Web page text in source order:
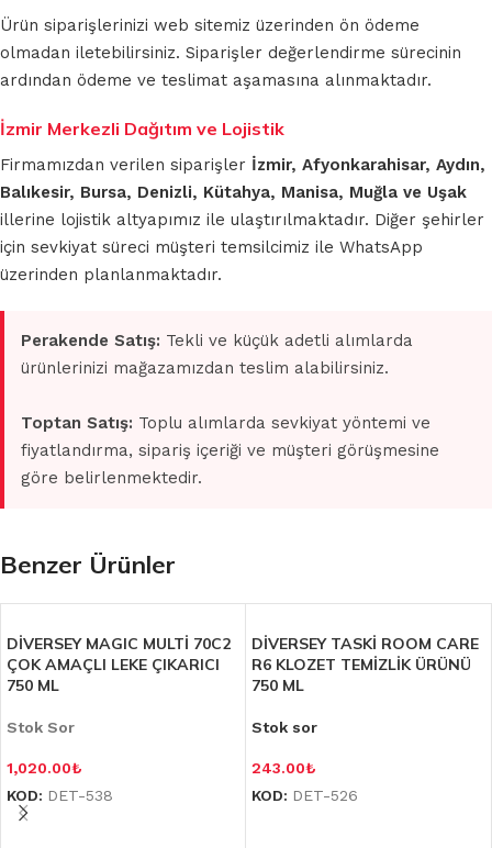
Ürün siparişlerinizi web sitemiz üzerinden ön ödeme
olmadan iletebilirsiniz. Siparişler değerlendirme sürecinin
ardından ödeme ve teslimat aşamasına alınmaktadır.
İzmir Merkezli Dağıtım ve Lojistik
Firmamızdan verilen siparişler İzmir, Afyonkarahisar, Aydın,
Balıkesir, Bursa, Denizli, Kütahya, Manisa, Muğla ve Uşak
illerine lojistik altyapımız ile ulaştırılmaktadır. Diğer şehirler
için sevkiyat süreci müşteri temsilcimiz ile WhatsApp
üzerinden planlanmaktadır.
Perakende Satış: Tekli ve küçük adetli alımlarda
ürünlerinizi mağazamızdan teslim alabilirsiniz.
Toptan Satış: Toplu alımlarda sevkiyat yöntemi ve
fiyatlandırma, sipariş içeriği ve müşteri görüşmesine
göre belirlenmektedir.
Benzer Ürünler
DİVERSEY MAGIC MULTİ 70C2
ÇOK AMAÇLI LEKE ÇIKARICI
750 ML
Stok Sor
1,020.00₺
KOD: DET-538
DİVERSEY TASKİ ROOM CARE
R6 KLOZET TEMİZLİK ÜRÜNÜ
750 ML
Stok sor
243.00₺
KOD: DET-526